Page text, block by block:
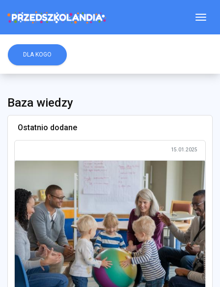
DLA KOGO
Baza wiedzy
Ostatnio dodane
15.01.2025